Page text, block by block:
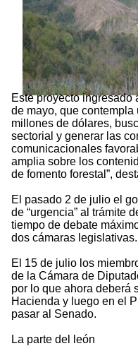
Este proyecto ingresado
de mayo, que
millones de dólares,
sectorial y generar las
comunicacionales
amplia sobre los
de fomento forestal”,
El pasado 2 de julio el
de “urgencia” al trámite
tiempo de debate
dos cámaras legislativas.
El 15 de julio los
de la Cámara de
por lo que ahora deberá
Hacienda y luego en el
pasar al Senado.
La parte del león